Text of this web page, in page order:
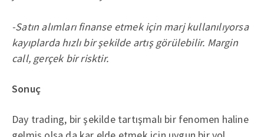
-Satın alımları finanse etmek için marj kullanılıyorsa
kayıplarda hızlı bir şekilde artış görülebilir. Margin
call, gerçek bir risktir.
Sonuç
Day trading, bir şekilde tartışmalı bir fenomen haline